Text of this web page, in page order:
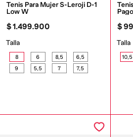
Tenis Para Mujer S-Leroji D-1
Low W
$1.499.900
Talla
8 6 8,5
6,5
9
5,5 7 7,5
$
Talla
10,5